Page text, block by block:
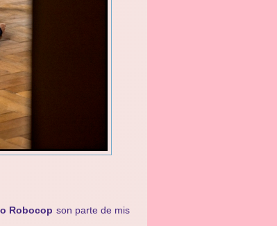
Robocop son parte de mis